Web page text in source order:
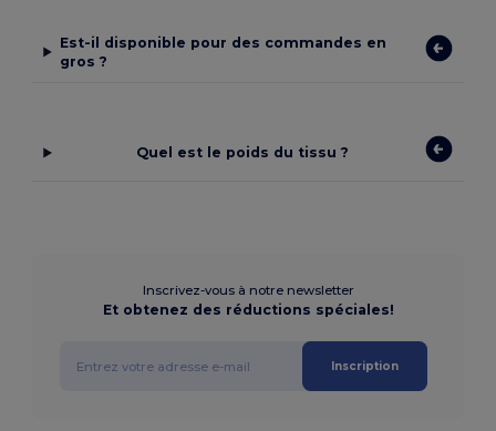
Est-il disponible pour des commandes en
gros ?
Quel est le poids du tissu ?
Inscrivez-vous à notre newsletter
Et obtenez des réductions spéciales!
Inscription